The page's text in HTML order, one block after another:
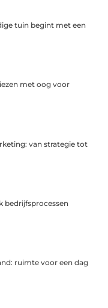
tuin begint met een
met oog voor
van strategie tot
bedrijfsprocessen
ruimte voor een dag